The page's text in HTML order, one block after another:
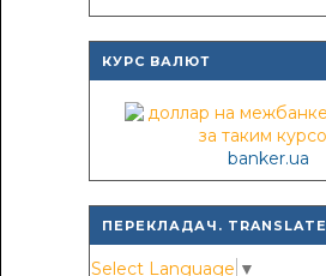
КУРС ВАЛЮТ
banker.ua
ПЕРЕКЛАДАЧ. TRANSLATE
Select Language ▼